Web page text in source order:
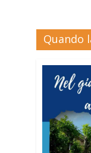
Quando